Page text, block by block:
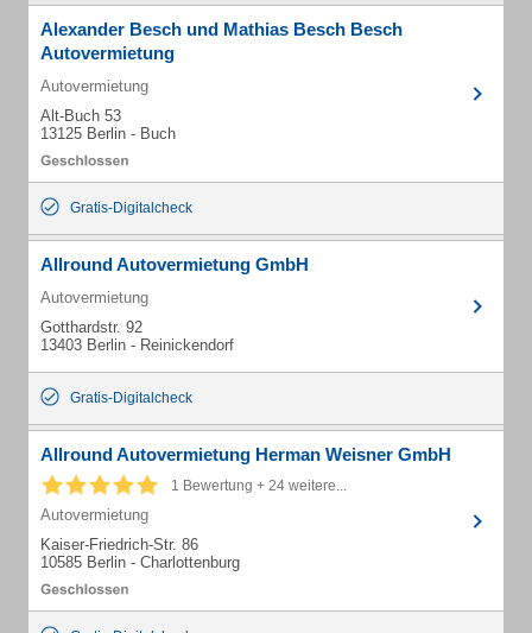
Alexander Besch und Mathias Besch Besch
Autovermietung
Autovermietung
Alt-Buch 53
13125 Berlin - Buch
Gratis-Digitalcheck
Allround Autovermietung GmbH
Autovermietung
Gotthardstr. 92
13403 Berlin - Reinickendorf
Gratis-Digitalcheck
Allround Autovermietung Herman Weisner GmbH
1 Bewertung + 24 weitere...
Autovermietung
Kaiser-Friedrich-Str. 86
10585 Berlin - Charlottenburg